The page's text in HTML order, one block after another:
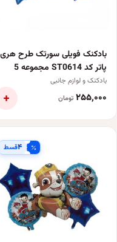
بادکنک فویلی سورتک طرح هری
پاتر کد ST0614 مجموعه 5
عددی
بادکنک و لوازم جانبی
۲۵۵٬۰۰۰ تومان +
۴قسط